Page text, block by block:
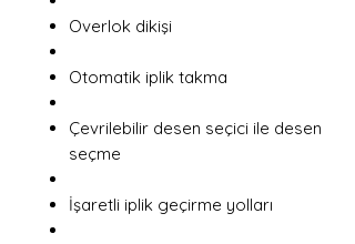
Overlok dikişi
Otomatik iplik takma
Çevrilebilir desen seçici ile desen
seçme
İşaretli iplik geçirme yolları